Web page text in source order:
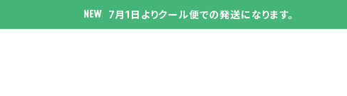
7月1日よりクール便での発送になります。